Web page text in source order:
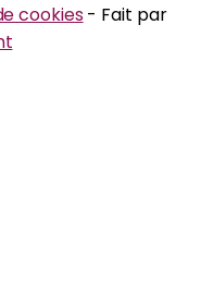
cookies- Fait par